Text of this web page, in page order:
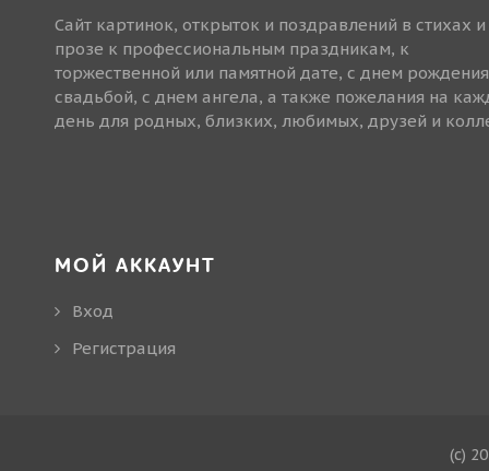
Сайт картинок, открыток и поздравлений в стихах и
прозе к профессиональным праздникам, к
торжественной или памятной дате, с днем
свадьбой, с днем ангела, а также пожелания на
день для родных, близких, любимых, друзей и
МОЙ АККАУНТ
Вход
Регистрация
(c)